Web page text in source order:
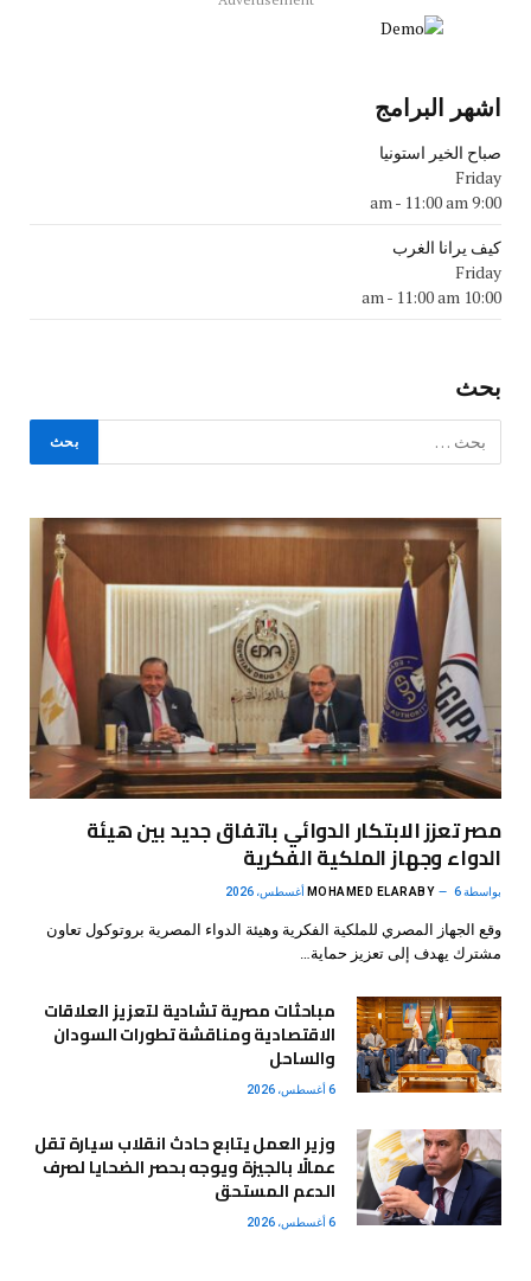
اشهر البرامج
صباح الخير استونيا
Friday
9:00 am
- 11:00 am
كيف يرانا الغرب
Friday
10:00 am
- 11:00 am
بحث
مصر تعزز الابتكار الدوائي باتفاق جديد بين هيئة
الدواء وجهاز الملكية الفكرية
بواسطة MOHAMED ELARABY 6 أغسطس، 2026
وقع الجهاز المصري للملكية الفكرية وهيئة الدواء المصرية بروتوكول تعاون
مشترك يهدف إلى تعزيز حماية…
مباحثات مصرية تشادية لتعزيز العلاقات
الاقتصادية ومناقشة تطورات السودان
والساحل
6 أغسطس، 2026
وزير العمل يتابع حادث انقلاب سيارة تقل
عمالًا بالجيزة ويوجه بحصر الضحايا لصرف
الدعم المستحق
6 أغسطس، 2026